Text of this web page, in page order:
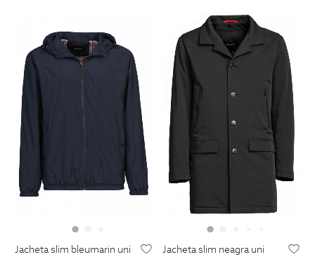
jacheta slim bleumarin uni
jacheta slim neagra uni